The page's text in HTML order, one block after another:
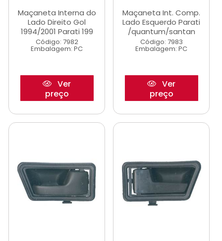
Maçaneta Interna do
Lado Direito Gol
1994/2001 Parati 199
Código: 7982
Embalagem: PC
Ver
preço
Maçaneta Int. Comp.
Lado Esquerdo Parati
/quantum/santan
Código: 7983
Embalagem: PC
Ver
preço